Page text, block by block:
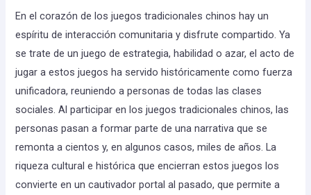
En el corazón de los juegos tradicionales chinos hay un
espíritu de interacción comunitaria y disfrute compartido. Ya
se trate de un juego de estrategia, habilidad o azar, el acto de
jugar a estos juegos ha servido históricamente como fuerza
unificadora, reuniendo a personas de todas las clases
sociales. Al participar en los juegos tradicionales chinos, las
personas pasan a formar parte de una narrativa que se
remonta a cientos y, en algunos casos, miles de años. La
riqueza cultural e histórica que encierran estos juegos los
convierte en un cautivador portal al pasado, que permite a